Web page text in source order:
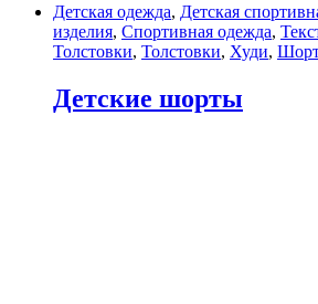
Детская одежда, Детская
изделия, Спортивная одежда,
Толстовки, Толстовки, Худи,
Детские шорты